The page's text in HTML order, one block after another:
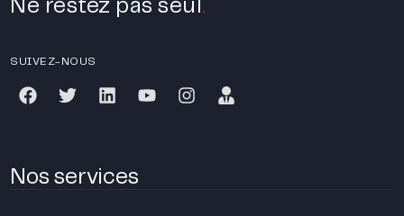
Ne restez pas seul .
SUIVEZ-NOUS
Nos services